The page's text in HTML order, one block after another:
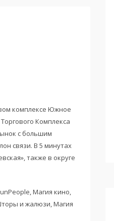
комплексе Южное
Комплекса
с большим
связи. В 5 минутах
также в округе
Магия кино,
и жалюзи, Магия